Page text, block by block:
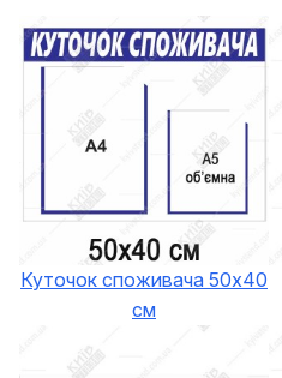
Куточок споживача 50х40
см